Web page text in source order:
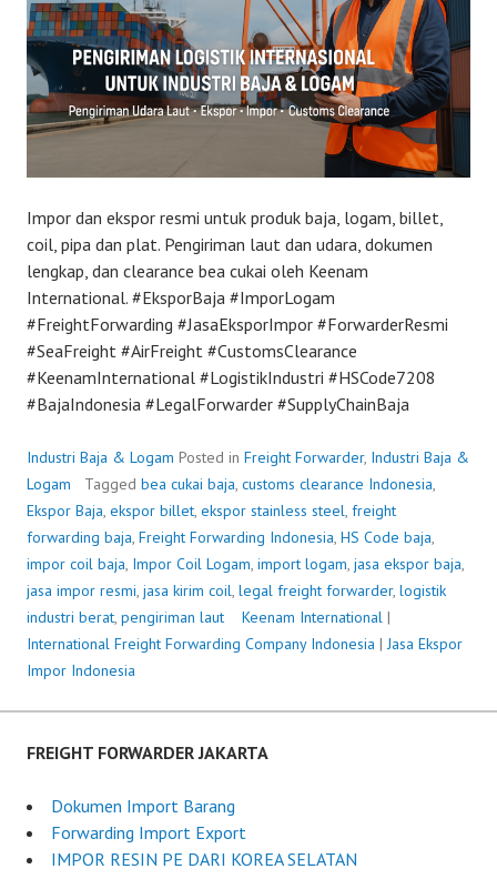
Impor dan ekspor resmi untuk produk baja, logam, billet,
coil, pipa dan plat. Pengiriman laut dan udara, dokumen
lengkap, dan clearance bea cukai oleh Keenam
International. #EksporBaja #ImporLogam
#FreightForwarding #JasaEksporImpor #ForwarderResmi
#SeaFreight #AirFreight #CustomsClearance
#KeenamInternational #LogistikIndustri #HSCode7208
#BajaIndonesia #LegalForwarder #SupplyChainBaja
Industri Baja & Logam Posted in Freight Forwarder, Industri Baja &
Logam
Tagged bea cukai baja, customs clearance Indonesia,
Ekspor Baja, ekspor billet, ekspor stainless steel, freight
forwarding baja, Freight Forwarding Indonesia, HS Code baja,
impor coil baja, Impor Coil Logam, import logam, jasa ekspor baja,
jasa impor resmi, jasa kirim coil, legal freight forwarder, logistik
industri berat, pengiriman laut
P
o
d
J
u
Keenam International |
International Freight Forwarding Company Indonesia |Jasa Ekspor
Impor Indonesia
FREIGHT FORWARDER JAKARTA
Dokumen Import Barang
Forwarding Import Export
IMPOR RESIN PE DARI KOREA SELATAN